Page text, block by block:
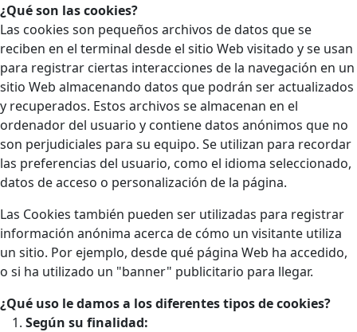
¿Qué son las cookies?
Las cookies son pequeños archivos de datos que se
reciben en el terminal desde el sitio Web visitado y se usan
para registrar ciertas interacciones de la navegación en un
sitio Web almacenando datos que podrán ser actualizados
y recuperados. Estos archivos se almacenan en el
ordenador del usuario y contiene datos anónimos que no
son perjudiciales para su equipo. Se utilizan para recordar
las preferencias del usuario, como el idioma seleccionado,
datos de acceso o personalización de la página.
Las Cookies también pueden ser utilizadas para registrar
información anónima acerca de cómo un visitante utiliza
un sitio. Por ejemplo, desde qué página Web ha accedido,
o si ha utilizado un "banner" publicitario para llegar.
¿Qué uso le damos a los diferentes tipos de cookies?
Según su finalidad: